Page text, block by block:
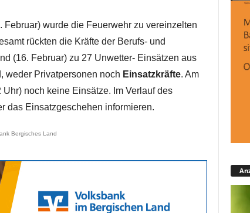
Februar) wurde die Feuerwehr zu vereinzelten
rückten die Kräfte der Berufs- und
(16. Februar) zu 27 Unwetter- Einsätzen aus
weder Privatpersonen noch Einsatzkräfte. Am
noch keine Einsätze. Im Verlauf des
das Einsatzgeschehen informieren.
Bergisches Land